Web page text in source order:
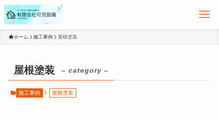
ホーム 施工事例 屋根塗装
屋根塗装 – category –
施工事例 屋根塗装